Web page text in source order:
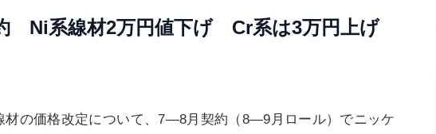
Ni系線材2万円値下げ Cr系は3万円上げ
の価格改定について、7―8月契約（8―9月ロール）でニッケ